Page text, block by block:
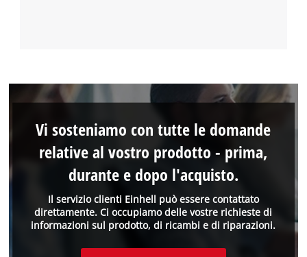
Il servizio clienti Einhell può essere contattato
direttamente. Ci occupiamo delle vostre richieste di
informazioni sul prodotto, di ricambi e di riparazioni.
Vi sosteniamo con tutte le domande
relative al vostro prodotto - prima,
durante e dopo l'acquisto.